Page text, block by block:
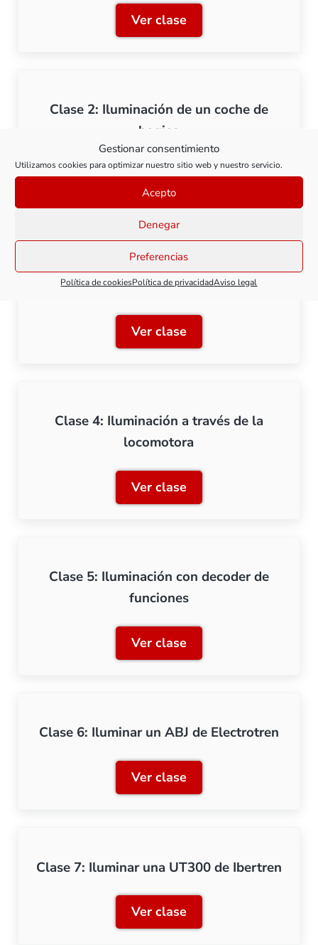
Gestionar consentimiento
Utilizamos cookies para optimizar nuestro sitio web y nuestro servicio.
Acepto
Denegar
Preferencias
Política de cookiesPolítica de privacidadAviso legal
Ver claseClase 1: Componentes
Clase 2: Iluminación de un coche de
bogies
Ver claseClase 2: Iluminación de
Clase 3: Iluminación de una composición
Talgo
Ver claseClase 3: Iluminación de
Clase 4: Iluminación a través de la
locomotora
Ver claseClase 4: Iluminación a
Clase 5: Iluminación con decoder de
funciones
Ver claseClase 5: Iluminación con
Clase 6: Iluminar un ABJ de Electrotren
Ver claseClase 6: Iluminar un ABJ
Clase 7: Iluminar una UT300 de Ibertren
Ver claseClase 7: Iluminar una